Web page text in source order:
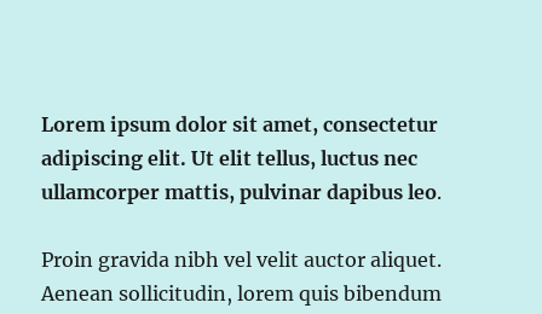
Lorem ipsum dolor sit amet, consectetur
adipiscing elit. Ut elit tellus, luctus nec
ullamcorper mattis, pulvinar dapibus leo.
Proin gravida nibh vel velit auctor aliquet.
Aenean sollicitudin, lorem quis bibendum